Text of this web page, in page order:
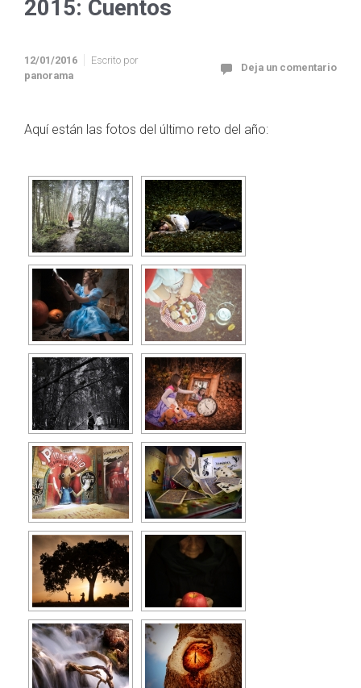
2015: Cuentos
12/01/2016
Escrito por
panorama
Deja un comentario
Aquí están las fotos del último reto del año: